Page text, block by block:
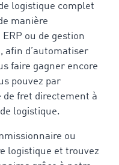
logistique complet
manière
ou de gestion
afin d’automatiser
faire gagner encore
pouvez par
fret directement à
logistique.
ou
logistique et trouvez